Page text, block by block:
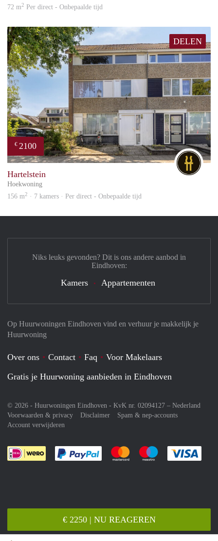
€ 2250 | NU REAGEREN
72 m2 Per direct - Onbepaalde tijd
DELEN
€ 2100
DG
Hartelstein
Hoekwoning
156 m2 · 7 kamers · Per direct - Onbepaalde tijd
Op Huurwoningen Eindhoven vind en verhuur je makkelijk je
Huurwoning
Over ons Contact Faq
Voor Makelaars
Gratis je Huurwoning aanbieden in Eindhoven
© 2026 - Huurwoningen Eindhoven - KvK nr. 02094127 – Nederland
Voorwaarden & privacy
Disclaimer
Spam & nep-accounts
Account verwijderen
Je rekent gemakkelijk af met Paypal
Je rekent gemakkelijk af met
Je rekent
Niks leuks gevonden? Dit is ons andere aanbod in
Eindhoven:
Kamers Appartementen